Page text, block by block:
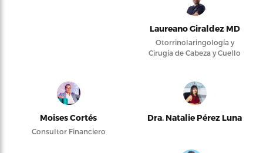
Laureano Giraldez MD
Otorrinolaringología y
Cirugía de Cabeza y Cuello
Moises Cortés
Consultor Financiero
Dra. Natalie Pérez Luna